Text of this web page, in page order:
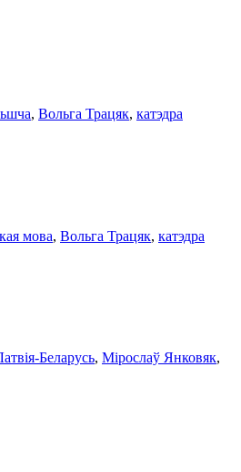
, Вольга Трацяк, катэдра
мова, Вольга Трацяк, катэдра
Беларусь, Мірослаў Янковяк,